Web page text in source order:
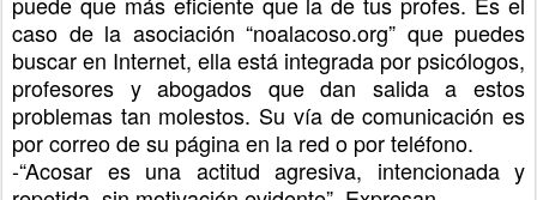
caso de la asociación “noalacoso.org” que puedes
buscar en Internet, ella está integrada por psicólogos,
profesores y abogados que dan salida a estos
problemas tan molestos. Su vía de comunicación es
por correo de su página en la red o por teléfono.
-“Acosar es una actitud agresiva, intencionada y